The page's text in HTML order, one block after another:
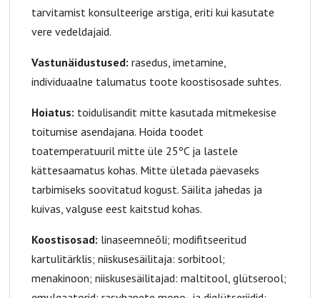
tarvitamist konsulteerige arstiga, eriti kui kasutate
vere vedeldajaid.
Vastunäidustused: rasedus, imetamine,
individuaalne talumatus toote koostisosade suhtes.
Hoiatus: toidulisandit mitte kasutada mitmekesise
toitumise asendajana. Hoida toodet
toatemperatuuril mitte üle 25ºC ja lastele
kättesaamatus kohas. Mitte ületada päevaseks
tarbimiseks soovitatud kogust. Säilita jahedas ja
kuivas, valguse eest kaitstud kohas.
Koostisosad: linaseemneõli; modifitseeritud
kartulitärklis; niiskusesäilitaja: sorbitool;
menakinoon; niiskusesäilitajad: maltitool, glütserool;